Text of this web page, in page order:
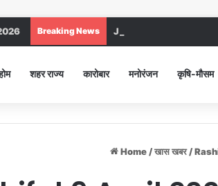
Breaking News Jind DC : जींद सिविल
शहर राज्य कारोबार मनोरंजन कृषि-मौसम
Home / खास खबर /